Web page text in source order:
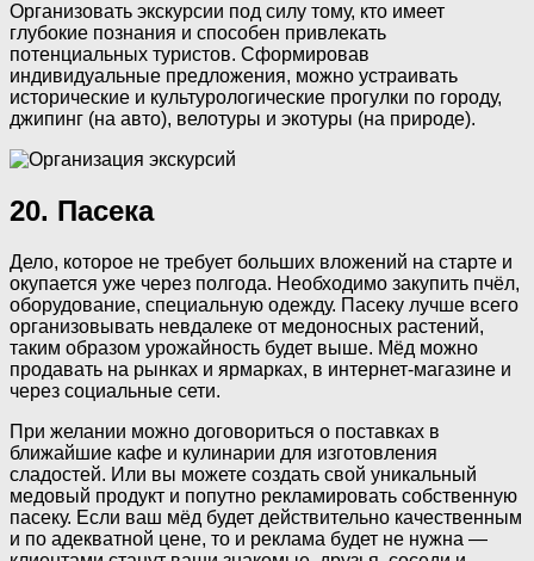
Организовать экскурсии под силу тому, кто имеет
глубокие познания и способен привлекать
потенциальных туристов. Сформировав
индивидуальные предложения, можно устраивать
исторические и культурологические прогулки по городу,
джипинг (на авто), велотуры и экотуры (на природе).
20. Пасека
Дело, которое не требует больших вложений на старте и
окупается уже через полгода. Необходимо закупить пчёл,
оборудование, специальную одежду. Пасеку лучше всего
организовывать невдалеке от медоносных растений,
таким образом урожайность будет выше. Мёд можно
продавать на рынках и ярмарках, в интернет-магазине и
через социальные сети.
При желании можно договориться о поставках в
ближайшие кафе и кулинарии для изготовления
сладостей. Или вы можете создать свой уникальный
медовый продукт и попутно рекламировать собственную
пасеку. Если ваш мёд будет действительно качественным
и по адекватной цене, то и реклама будет не нужна —